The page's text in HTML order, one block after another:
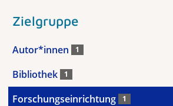
Zielgruppe
Autor*innen 1
Bibliothek 1
Forschungseinrichtung 1